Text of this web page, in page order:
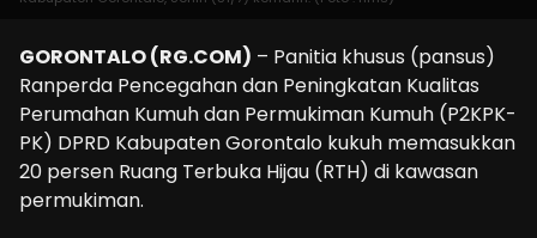
GORONTALO (RG.COM) – Panitia khusus (pansus)
Ranperda Pencegahan dan Peningkatan Kualitas
Perumahan Kumuh dan Permukiman Kumuh (P2KPK-
PK) DPRD Kabupaten Gorontalo kukuh memasukkan
20 persen Ruang Terbuka Hijau (RTH) di kawasan
permukiman.